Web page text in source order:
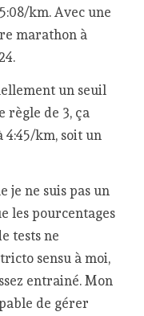
km. Avec une
marathon à
un seuil
règle de 3, ça
km, soit un
je ne suis pas un
les pourcentages
tests ne
sensu à moi,
entrainé. Mon
de gérer